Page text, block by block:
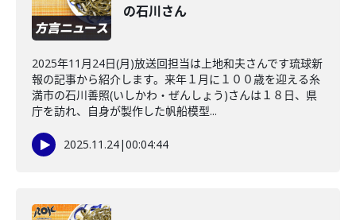
の石川さん
2025年11月24日(月)放送回担当は上地和夫さんです琉球新
報の記事から紹介します。来年１月に１００歳を迎える糸
満市の石川善照(いしかわ・ぜんしょう)さんは１８日、県
庁を訪れ、自身が製作した帆船模型...
2025.11.24|00:04:44